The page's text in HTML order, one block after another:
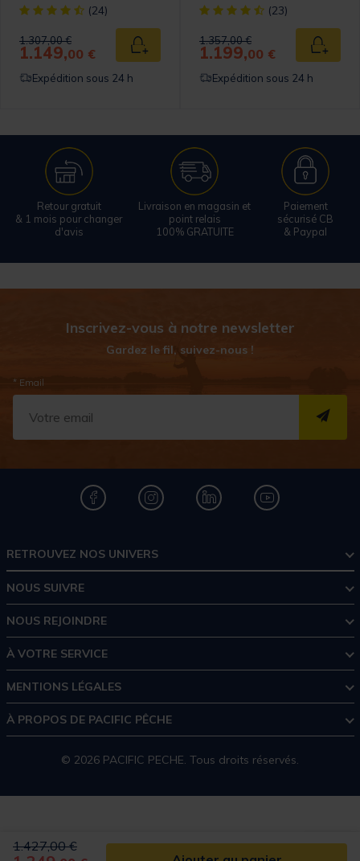
Price reduced from
1.427,00 €to
Rating
panier
[object Object] out of 5 Customer Rating
(24)
Price reduced from
1.307,00 €to
1.149,00 € Ajouter au panier
Expédition sous 24 h
[object Object] out of 5
(23)
Price reduced from
1.357,00 €to
1.199,00 €
Expédition sous 24 h
Retour gratuit
& 1 mois pour changer
d'avis
Livraison en magasin et
point relais
100% GRATUITE
Paiement
sécurisé CB
& Paypal
Inscrivez-vous à notre newsletter
Gardez le fil, suivez-nous !
* Email
RETROUVEZ NOS UNIVERS
NOUS SUIVRE
NOUS REJOINDRE
À VOTRE SERVICE
MENTIONS LÉGALES
À PROPOS DE PACIFIC PÊCHE
© 2026 PACIFIC PECHE. Tous droits réservés.